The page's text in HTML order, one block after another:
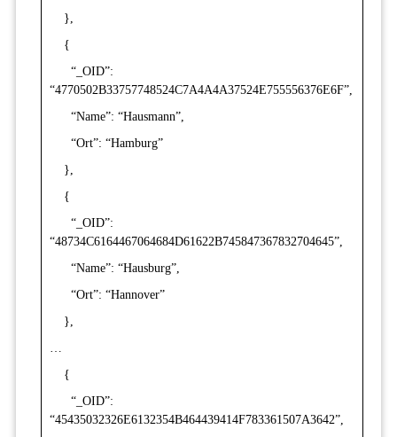
},
{
“_OID”:
“4770502B33757748524C7A4A4A37524E755556376E6F”,
“Name”: “Hausmann”,
“Ort”: “Hamburg”
},
{
“_OID”:
“48734C6164467064684D61622B745847367832704645”,
“Name”: “Hausburg”,
“Ort”: “Hannover”
},
…
{
“_OID”:
“45435032326E6132354B464439414F783361507A3642”,